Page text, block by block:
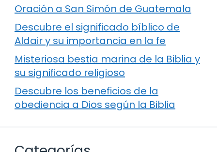
Oración a San Simón de Guatemala
Descubre el significado bíblico de
Aldair y su importancia en la fe
Misteriosa bestia marina de la Biblia y
su significado religioso
Descubre los beneficios de la
obediencia a Dios según la Biblia